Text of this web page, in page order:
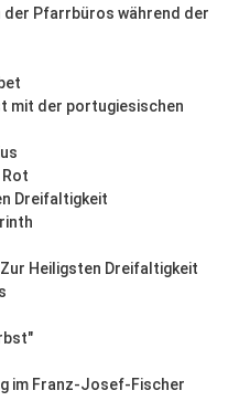
Pfarrbüros während der
mit der portugiesischen
Dreifaltigkeit
Heiligsten Dreifaltigkeit
im Franz-Josef-Fischer